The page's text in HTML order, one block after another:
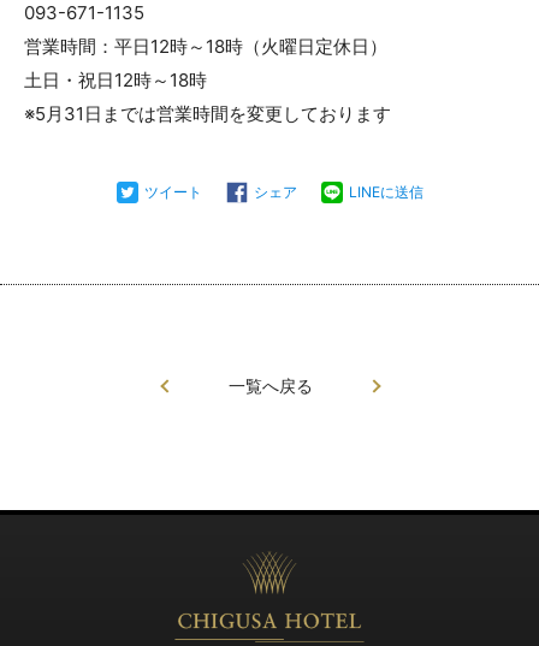
093-671-1135
営業時間：平日12時～18時（火曜日定休日）
土日・祝日12時～18時
※5月31日までは営業時間を変更しております
ツイート シェア LINEに送信
一覧へ戻る